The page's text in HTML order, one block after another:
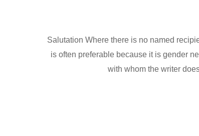
Salutation Where there is no named
is often preferable because it is gender
with whom the writer